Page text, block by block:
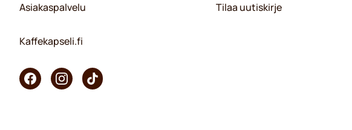
Asiakaspalvelu
Kaffekapseli.fi
Tilaa uutiskirje